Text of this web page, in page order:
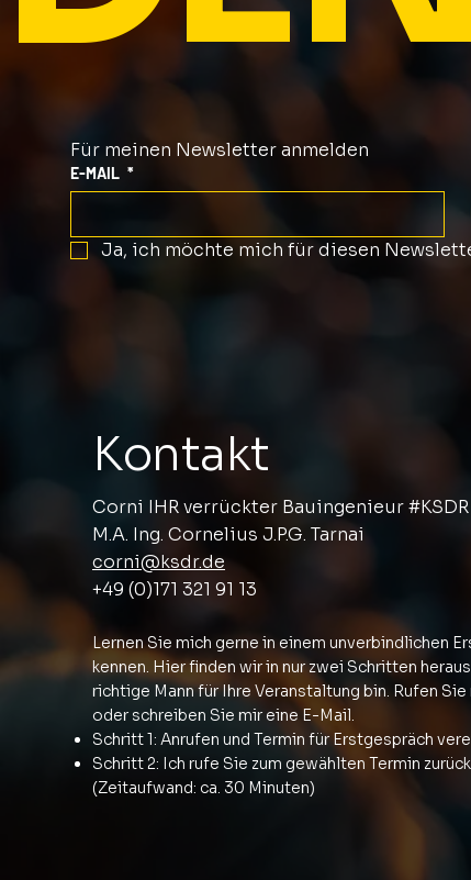
Für meinen Newsletter anmelden
E-MAIL *
Ja, ich möchte mich für diesen
Kontakt
Corni IHR verrückter Bauingenieur #KSDR
M.A. Ing. Cornelius J.P.G. Tarnai
corni@ksdr.de
+49 (0)171 321 91 13
Lernen Sie mich gerne in einem unverbindlichen
kennen. Hier finden wir in nur zwei Schritten
richtige Mann für Ihre Veranstaltung bin. Rufen Sie
oder schreiben Sie mir eine E-Mail.
Schritt 1: Anrufen und Termin für Erstgespräch
Schritt 2: Ich rufe Sie zum gewählten Termin zurück
(Zeitaufwand: ca. 30 Minuten)